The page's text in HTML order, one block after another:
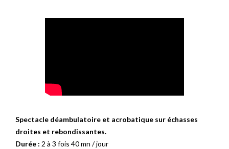
Spectacle déambulatoire et acrobatique sur échasses
droites et rebondissantes.
Durée : 2 à 3 fois 40 mn / jour